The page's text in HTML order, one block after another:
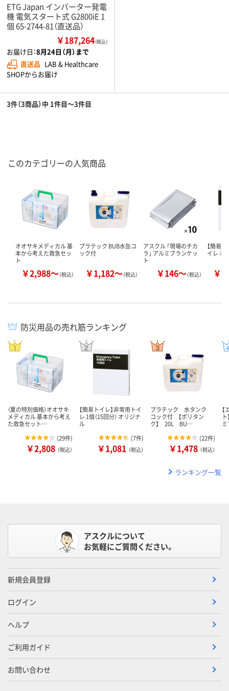
ETG Japan インバーター発電
機 電気スタート式 G2800iE 1
個 65-2744-81（直送品）
￥187,264（税込）
お届け日：8月24日（月）まで
直送品 LAB & Healthcare
SHOPからお届け
3件（3商品）中 1件目～3件目
このカテゴリーの人気商品
オオサキメディカル 基
本から考えた救急セッ
ト
￥2,988～（税込）
プラテック BUB水缶コ
ック付
￥1,182～（税込）
アスクル 「現場のチカ
ラ」 アルミブランケッ
ト
￥146～（税込）
【簡易
イレ オ
￥
防災用品の売れ筋ランキング
（夏の特別価格）オオサキ
メディカル 基本から考え
た救急セット…
(29件)
￥2,808 （税込）
【簡易トイレ】非常用トイ
レ 1個（15回分） オリジナ
ル
(7件)
￥1,081 （税込）
プラテック 水タンク
コック付 【ポリタン
ク】 20L BU…
(22件)
￥1,478 （税込）
ランキング一覧
アスクルについて
お気軽にご質問ください。
新規会員登録
ログイン
ヘルプ
ご利用ガイド
お問い合わせ